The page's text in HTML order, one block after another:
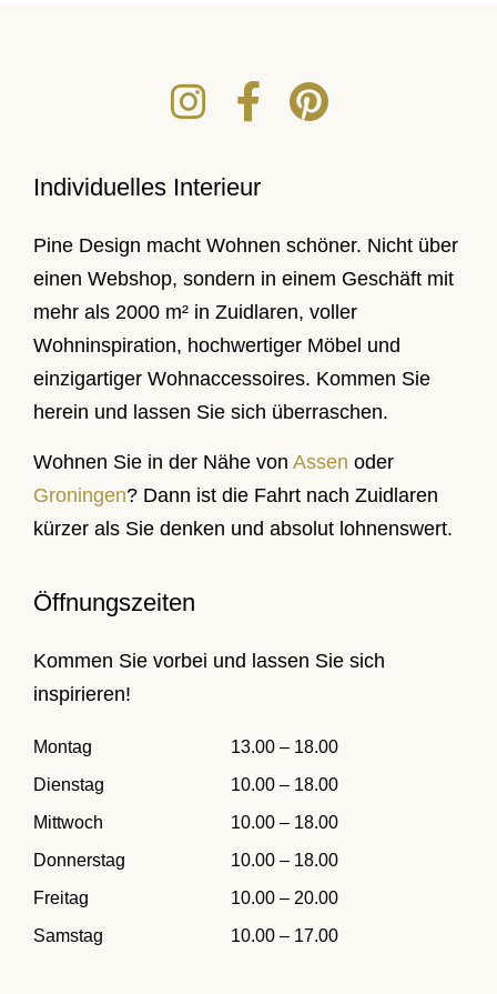
Individuelles Interieur
Pine Design macht Wohnen schöner. Nicht über
einen Webshop, sondern in einem Geschäft mit
mehr als 2000 m² in Zuidlaren, voller
Wohninspiration, hochwertiger Möbel und
einzigartiger Wohnaccessoires. Kommen Sie
herein und lassen Sie sich überraschen.
Wohnen Sie in der Nähe von Assen oder
Groningen? Dann ist die Fahrt nach Zuidlaren
kürzer als Sie denken und absolut lohnenswert.
Öffnungszeiten
Kommen Sie vorbei und lassen Sie sich
inspirieren!
Montag
13.00 – 18.00
Dienstag
10.00 – 18.00
Mittwoch
10.00 – 18.00
Donnerstag
10.00 – 18.00
Freitag
10.00 – 20.00
Samstag
10.00 – 17.00